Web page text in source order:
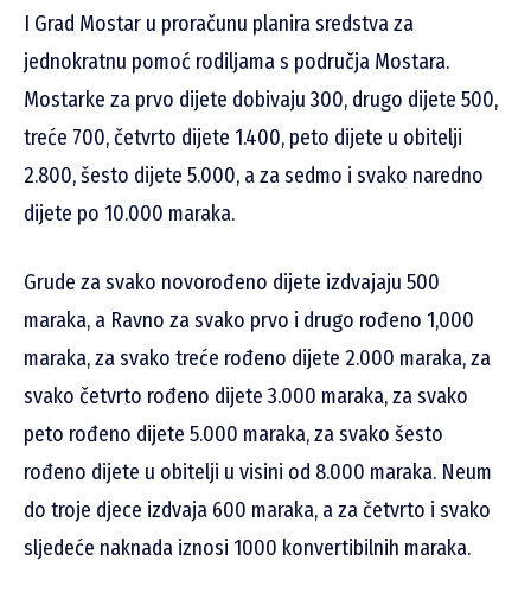
I Grad Mostar u proračunu planira sredstva za
jednokratnu pomoć rodiljama s područja Mostara.
Mostarke za prvo dijete dobivaju 300, drugo dijete 500,
treće 700, četvrto dijete 1.400, peto dijete u obitelji
2.800, šesto dijete 5.000, a za sedmo i svako naredno
dijete po 10.000 maraka.
Grude za svako novorođeno dijete izdvajaju 500
maraka, a Ravno za svako prvo i drugo rođeno 1,000
maraka, za svako treće rođeno dijete 2.000 maraka, za
svako četvrto rođeno dijete 3.000 maraka, za svako
peto rođeno dijete 5.000 maraka, za svako šesto
rođeno dijete u obitelji u visini od 8.000 maraka. Neum
do troje djece izdvaja 600 maraka, a za četvrto i svako
sljedeće naknada iznosi 1000 konvertibilnih maraka.